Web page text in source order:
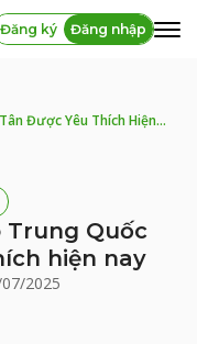
Đăng ký Đăng nhập
Nguồn Hàng Quần Áo Trung Quốc Cách Tân Được Yêu Thích Hiện Nay
Trung Quốc
hiện nay
2025